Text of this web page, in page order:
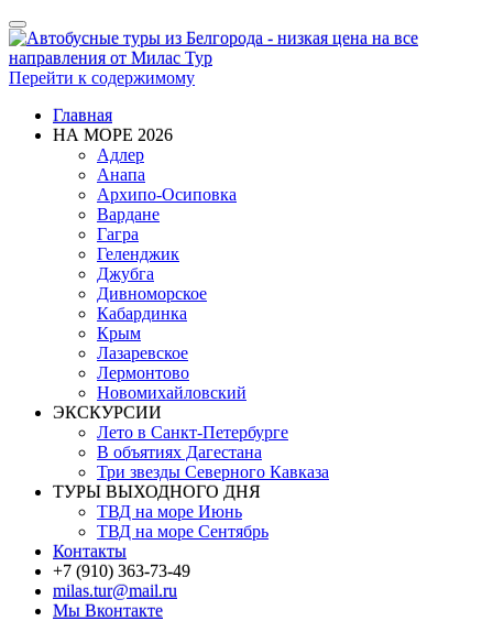
Показать/
Скрыть
навигацию
Перейти к содержимому
Главная
НА МОРЕ 2026
Адлер
Анапа
Архипо-Осиповка
Вардане
Гагра
Геленджик
Джубга
Дивноморское
Кабардинка
Крым
Лазаревское
Лермонтово
Новомихайловский
ЭКСКУРСИИ
Лето в Санкт-Петербурге
В объятиях Дагестана
Три звезды Северного Кавказа
ТУРЫ ВЫХОДНОГО ДНЯ
ТВД на море Июнь
ТВД на море Сентябрь
Контакты
+7 (910) 363-73-49
milas.tur@mail.ru
Мы Вконтакте